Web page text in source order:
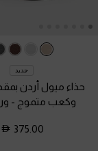
جديد
حذاء ميول أردن
وكعب متموج -
375.00